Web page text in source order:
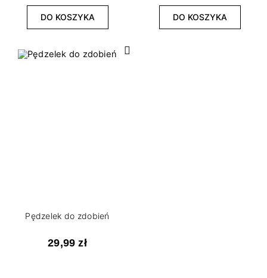
DO KOSZYKA DO KOSZYKA
Pędzelek do zdobień
29,99 zł